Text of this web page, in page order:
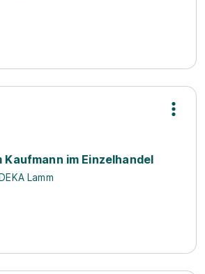
Kaufmann im Einzelhandel
Lamm